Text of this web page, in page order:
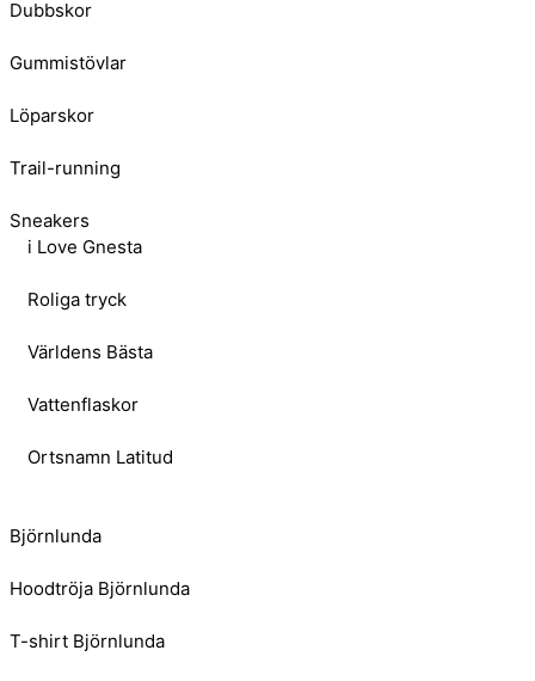
Dubbskor
Gummistövlar
Löparskor
Trail-running
Sneakers
i Love Gnesta
Roliga tryck
Världens Bästa
Vattenflaskor
Ortsnamn Latitud
Björnlunda
Hoodtröja Björnlunda
T-shirt Björnlunda